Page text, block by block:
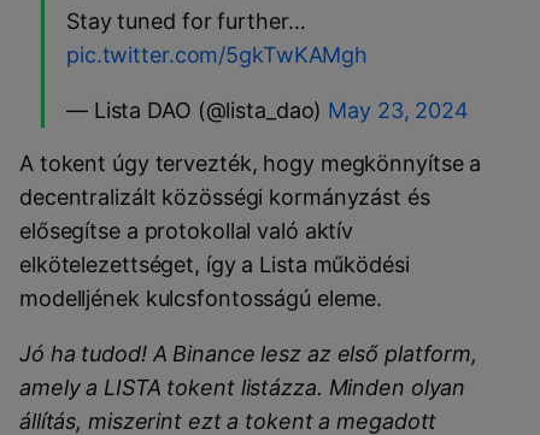
Stay tuned for further…
pic.twitter.com/5gkTwKAMgh
— Lista DAO (@lista_dao) May 23, 2024
A tokent úgy tervezték, hogy megkönnyítse a
decentralizált közösségi kormányzást és
elősegítse a protokollal való aktív
elkötelezettséget, így a Lista működési
modelljének kulcsfontosságú eleme.
Jó ha tudod! A Binance lesz az első platform,
amely a LISTA tokent listázza. Minden olyan
állítás, miszerint ezt a tokent a megadott